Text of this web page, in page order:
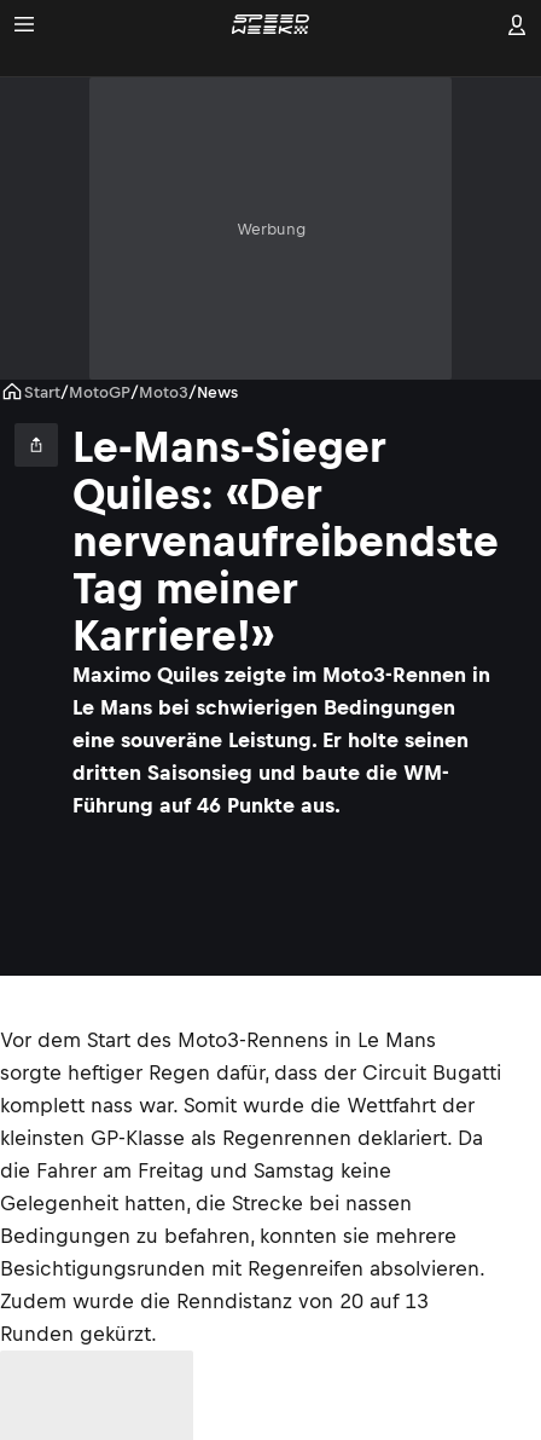
Werbung
Start/MotoGP/Moto3/News
Le-Mans-Sieger
Quiles: «Der
nervenaufreibendste
Tag meiner
Karriere!»
Maximo Quiles zeigte im Moto3-Rennen in
Le Mans bei schwierigen Bedingungen
eine souveräne Leistung. Er holte seinen
dritten Saisonsieg und baute die WM-
Führung auf 46 Punkte aus.
Vor dem Start des Moto3-Rennens in Le Mans
sorgte heftiger Regen dafür, dass der Circuit Bugatti
komplett nass war. Somit wurde die Wettfahrt der
kleinsten GP-Klasse als Regenrennen deklariert. Da
die Fahrer am Freitag und Samstag keine
Gelegenheit hatten, die Strecke bei nassen
Bedingungen zu befahren, konnten sie mehrere
Besichtigungsrunden mit Regenreifen absolvieren.
Zudem wurde die Renndistanz von 20 auf 13
Runden gekürzt.